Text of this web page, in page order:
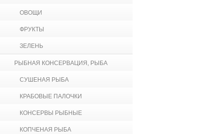
ОВОЩИ
ФРУКТЫ
ЗЕЛЕНЬ
РЫБНАЯ КОНСЕРВАЦИЯ, РЫБА
СУШЕНАЯ РЫБА
КРАБОВЫЕ ПАЛОЧКИ
КОНСЕРВЫ РЫБНЫЕ
КОПЧЕНАЯ РЫБА